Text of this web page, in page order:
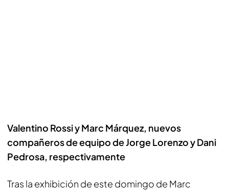
Valentino Rossi y Marc Márquez, nuevos
compañeros de equipo de Jorge Lorenzo y Dani
Pedrosa, respectivamente
Tras la exhibición de este domingo de Marc